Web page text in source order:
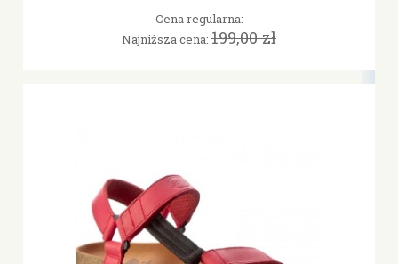
Cena regularna:
Najniższa cena: 199,00 zł